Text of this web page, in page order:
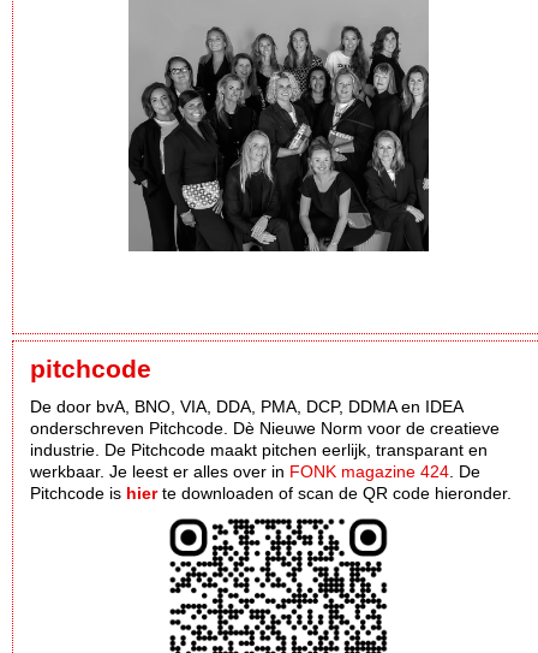
pitchcode
De door bvA, BNO, VIA, DDA, PMA, DCP, DDMA en IDEA
onderschreven Pitchcode. Dè Nieuwe Norm voor de creatieve
industrie. De Pitchcode maakt pitchen eerlijk, transparant en
werkbaar. Je leest er alles over in FONK magazine 424 . De
Pitchcode is hierte downloaden of scan de QR code hieronder.